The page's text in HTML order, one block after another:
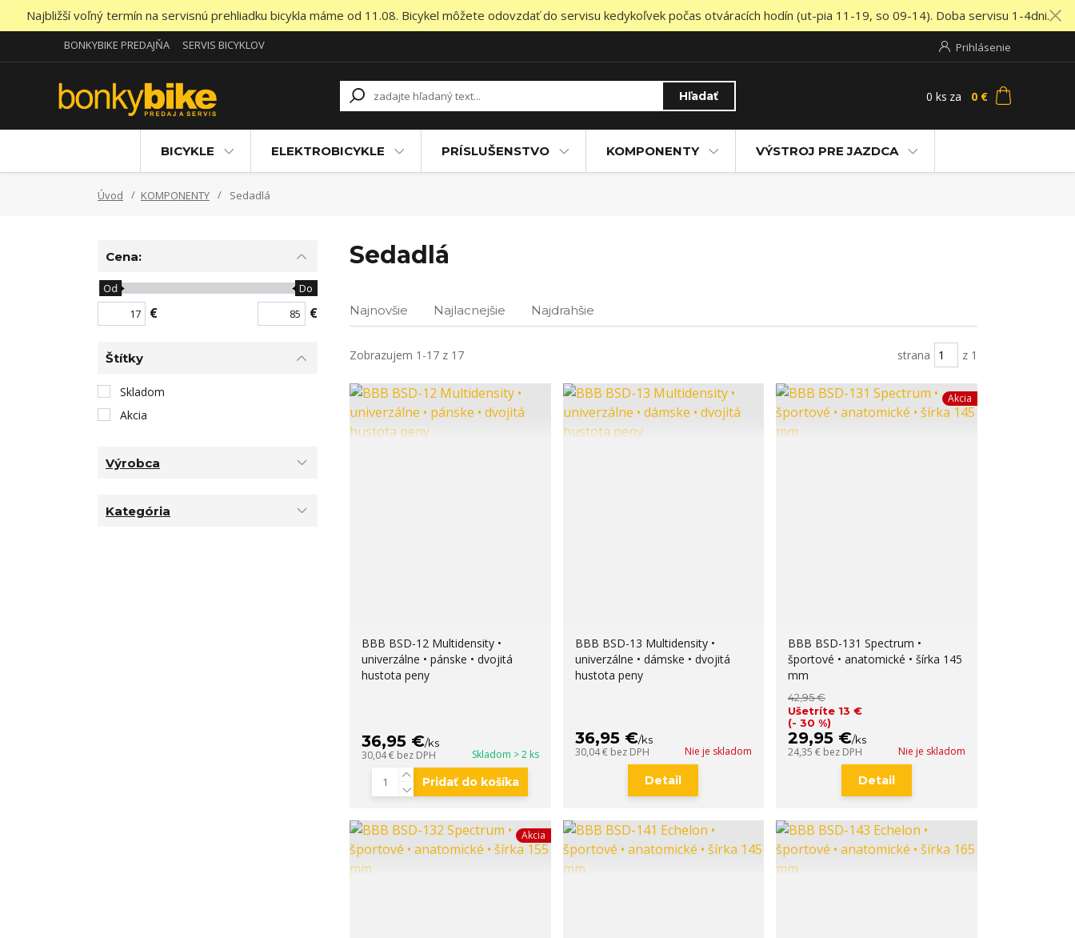
Najbližší voľný termín na servisnú prehliadku bicykla máme od 11.08. Bicykel môžete odovzdať do servisu kedykoľvek počas otváracích hodín (ut-pia 11-19, so 09-14). Doba servisu 1-4dni.
BONKYBIKE PREDAJŇA SERVIS BICYKLOV Prihlásenie
Hľadať 0 ks za 0 €
BICYKLE ELEKTROBICYKLE PRÍSLUŠENSTVO KOMPONENTY VÝSTROJ PRE JAZDCA
Úvod KOMPONENTY Sedadlá
Sedadlá
Najnovšie Najlacnejšie Najdrahšie
Zobrazujem 1-17 z 17 strana z 1
BBB BSD-12 Multidensity •
univerzálne • pánske • dvojitá
hustota peny
36,95 €/ks
30,04 € bez DPH Skladom > 2 ks
Pridať do košíka
BBB BSD-13 Multidensity •
univerzálne • dámske • dvojitá
hustota peny
36,95 €/ks
30,04 € bez DPH Nie je skladom
Detail
Akcia
BBB BSD-131 Spectrum •
športové • anatomické • šírka 145
mm
42,95 €
Ušetríte 13 €
(- 30 %)
29,95 €/ks
24,35 € bez DPH Nie je skladom
Detail
Akcia
Cena:
€
Od Do
€
Štítky
Skladom
Akcia
Výrobca
Kategória